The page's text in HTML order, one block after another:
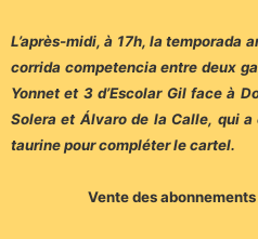
L’après-midi, à 17h, la temporada
corrida competencia entre deux
Yonnet et 3 d’Escolar Gil face à
Solera et Álvaro de la Calle, qui
taurine pour compléter le cartel.
Vente des